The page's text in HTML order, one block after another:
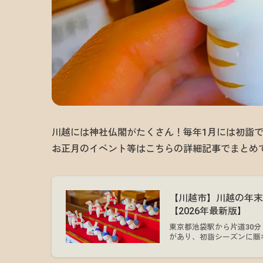
川越には神社仏閣がたくさん！毎年1月には初詣
お正月のイベント等はこちらの詳細記事でまとめ
【川越市】川越の年
【2026年最新版】
東京都池袋駅から片道30
があり、初詣シーズンに